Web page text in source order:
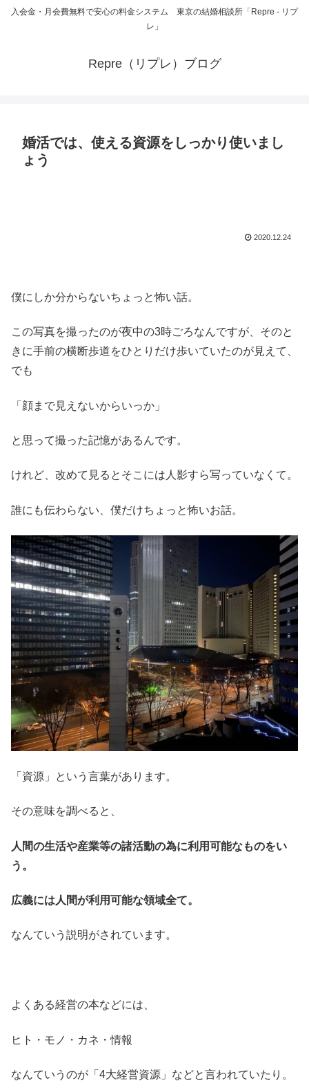
入会金・月会費無料で安心の料金システム 東京の結婚相談所「Repre - リプ
レ」
Repre（リプレ）ブログ
婚活では、使える資源をしっかり使いまし
ょう
2020.12.24
僕にしか分からないちょっと怖い話。
この写真を撮ったのが夜中の3時ごろなんですが、そのと
きに手前の横断歩道をひとりだけ歩いていたのが見えて、
でも
「顔まで見えないからいっか」
と思って撮った記憶があるんです。
けれど、改めて見るとそこには人影すら写っていなくて。
誰にも伝わらない、僕だけちょっと怖いお話。
「資源」という言葉があります。
その意味を調べると、
人間の生活や産業等の諸活動の為に利用可能なものをい
う。
広義には人間が利用可能な領域全て。
なんていう説明がされています。
よくある経営の本などには、
ヒト・モノ・カネ・情報
なんていうのが「4大経営資源」などと言われていたり。